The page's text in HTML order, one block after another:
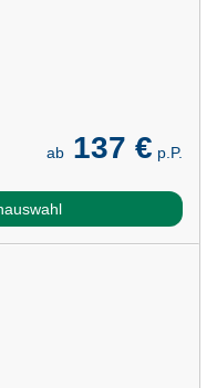
ab 137 € p.P.